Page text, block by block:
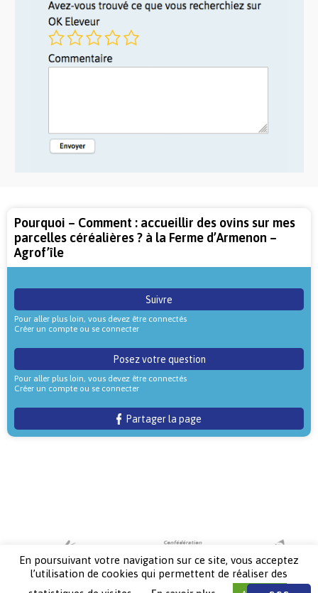
Pourquoi – Comment : accueillir des ovins sur mes
parcelles céréalières ? à la Ferme d’Armenon –
Agrof’île
Suivre
Pour aller plus loin, vous devez être connectés
Créer un compte ou se connecter
Posez votre question
Pour aller plus loin, vous devez être connectés
Créer un compte ou se connecter
Partager la page
En poursuivant votre navigation sur ce site, vous acceptez
l’utilisation de cookies qui permettent de réaliser des